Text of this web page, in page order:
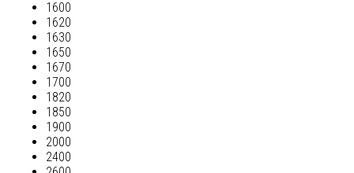
1600
1620
1630
1650
1670
1700
1820
1850
1900
2000
2400